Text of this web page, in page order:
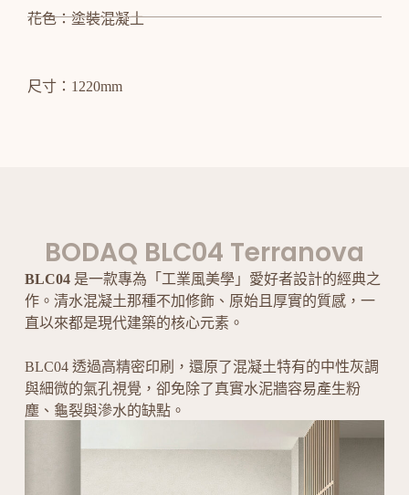
花色：塗裝混凝土
尺寸：1220mm
BODAQ BLC04 Terranova
BLC04是一款專為「工業風美學」愛好者設計的經典之
作。清水混凝土那種不加修飾、原始且厚實的質感，一
直以來都是現代建築的核心元素。
BLC04 透過高精密印刷，還原了混凝土特有的中性灰調
與細微的氣孔視覺，卻免除了真實水泥牆容易產生粉
塵、龜裂與滲水的缺點。